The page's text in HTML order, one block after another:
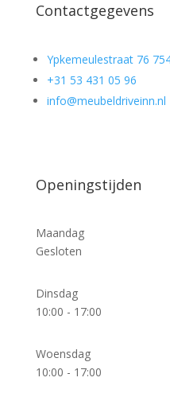
Contactgegevens
Ypkemeulestraat 76
+31 53 431 05 96
info@meubeldriveinn.nl
Openingstijden
Maandag
Gesloten
Dinsdag
10:00 - 17:00
Woensdag
10:00 - 17:00